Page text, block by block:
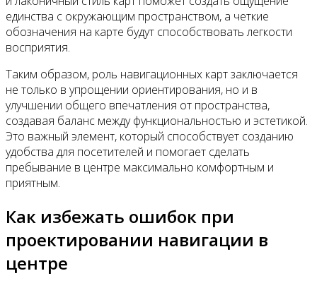
единства с окружающим пространством, а четкие
обозначения на карте будут способствовать легкости
восприятия.
Таким образом, роль навигационных карт заключается
не только в упрощении ориентирования, но и в
улучшении общего впечатления от пространства,
создавая баланс между функциональностью и эстетикой.
Это важный элемент, который способствует созданию
удобства для посетителей и помогает сделать
пребывание в центре максимально комфортным и
приятным.
Как избежать ошибок при
проектировании навигации в
центре